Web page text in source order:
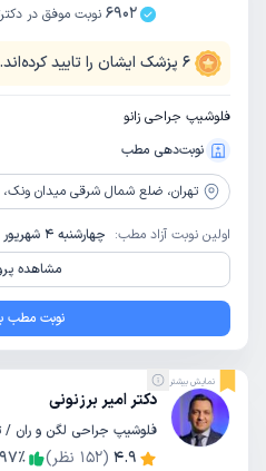
6902 نوبت موفق در
6 پزشک ایشان را تایید کرده‌اند.
فلوشیپ جراحی زانو
نوبت‌دهی مطب
تهران، ضلع شمال شرقی میدان ونک، خیابان صانعی، روبروی دادگاه
اولین نوبت آزاد مطب: چهارشنبه 4 شهریور
مشاهده
نوبت مطب
نمایش بیشتر
دکتر امیر برزنونی
4.9
(
152 نظر) 97٪